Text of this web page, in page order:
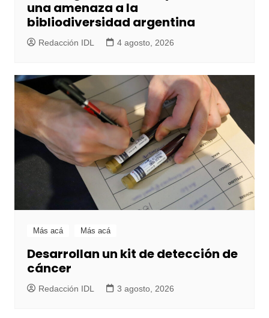
una amenaza a la
bibliodiversidad argentina
Redacción IDL 4 agosto, 2026
Más acá Más acá
Desarrollan un kit de detección de
cáncer
Redacción IDL 3 agosto, 2026